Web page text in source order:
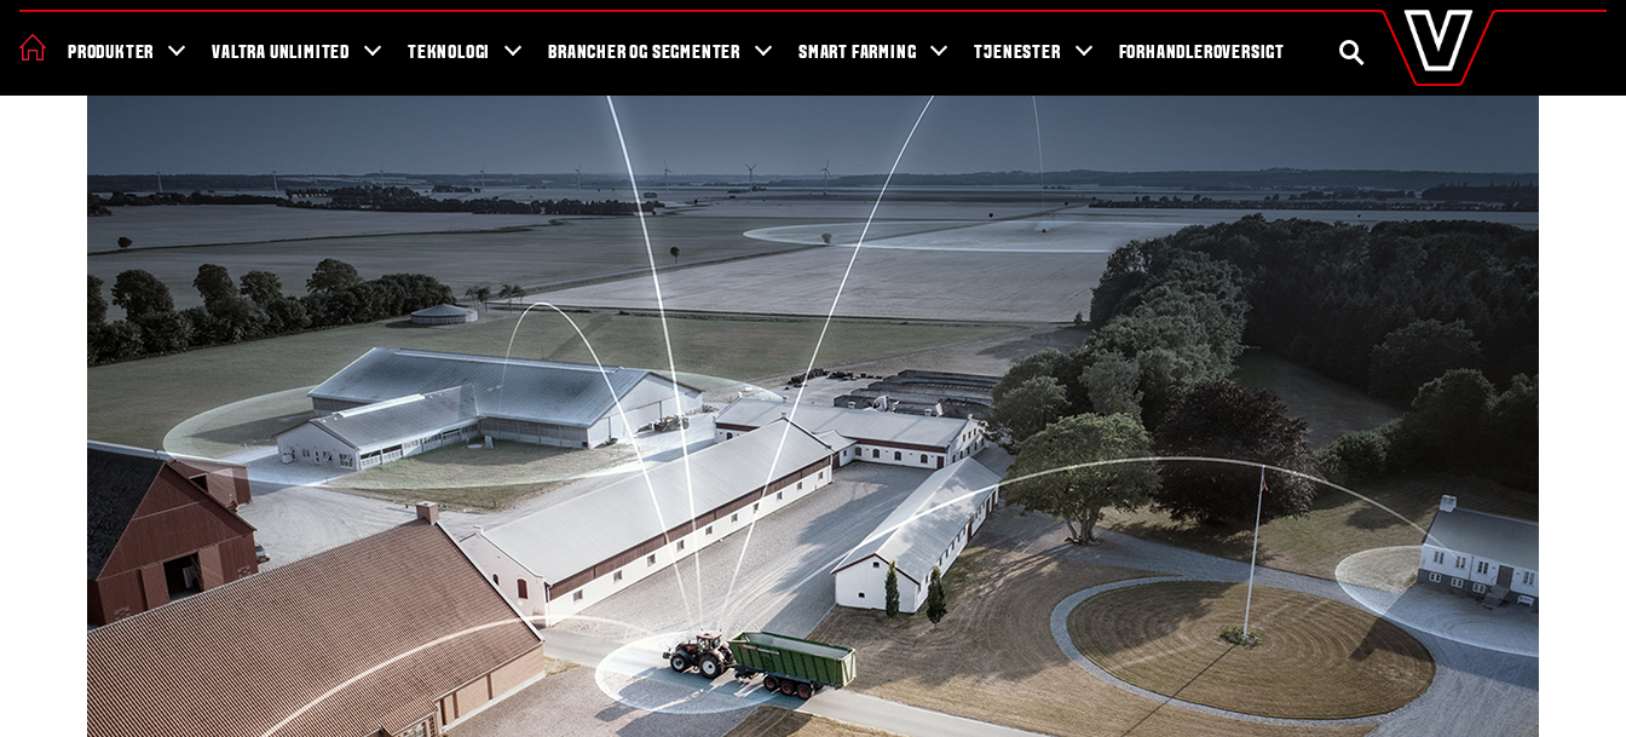
valtra.dk
Global
Czech Republic
Denmark
Estonia
Finland
France
Germany
Lithuania
The Netherlands
Norway
Poland
Portugal
Slovakia
Spain
Sweden
United Kingdom
Eastern Europe
Україна
South America
PRODUKTER VALTRA UNLIMITED TEKNOLOGI BRANCHER OG SEGMENTER SMART FARMING TJENESTER FORHANDLEROVERSIGT SØG